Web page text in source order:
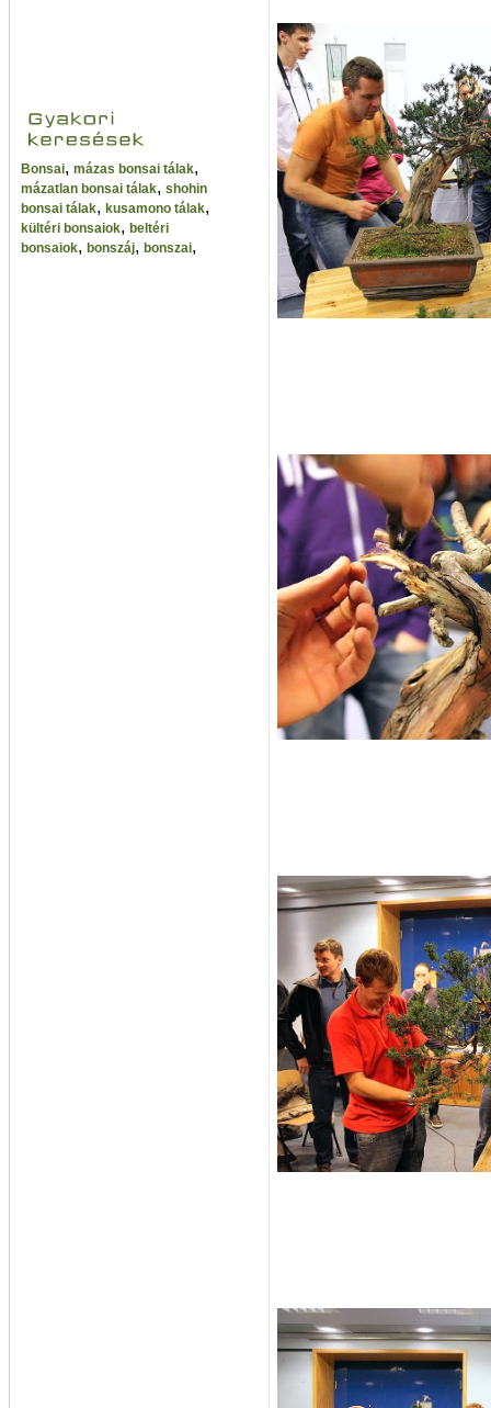
Bonsai, mázas bonsai tálak,
mázatlan bonsai tálak, shohin
bonsai tálak, kusamono tálak,
kültéri bonsaiok, beltéri
bonsaiok, bonszáj, bonszai,